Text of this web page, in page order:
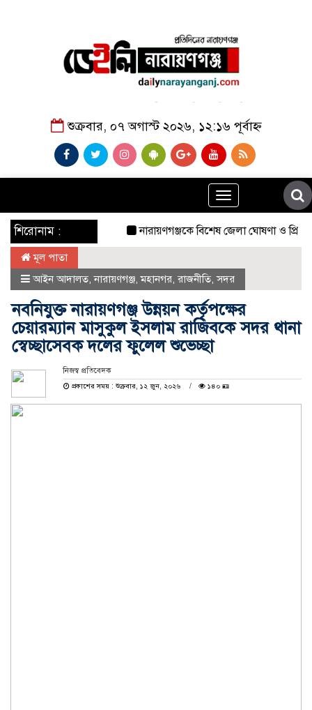
শুক্রবার, ০৭ অগাস্ট ২০২৬, ১২:১৬ পূর্বাহ্ন
Toggle
navigation
শিরোনাম : নারায়ণগঞ্জকে বিশেষ জেলা ঘোষণা ও প্রিপেইড
মূল পাতা
আইন আদালত,নারায়ণগঞ্জ,মহানগর, রাজনীতি,সদর
নবনিযুক্ত নারায়ণগঞ্জ উন্নয়ন কর্তৃপক্ষের
চেয়ারম্যান মাসুকুল ইসলাম রাজিবকে সদর থানা
স্বেচ্ছাসেবক দলের ফুলেল শুভেচ্ছা
নিজস্ব প্রতিবেদক
প্রকাশের সময় : শুক্রবার, ১২ জুন, ২০২৬
১৪০ 🪪